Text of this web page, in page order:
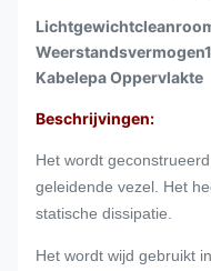
Kabelepa Oppervlakte
Beschrijvingen:
Het wordt
geleidende vezel. Het
statische dissipatie.
Het wordt wijd gebruikt